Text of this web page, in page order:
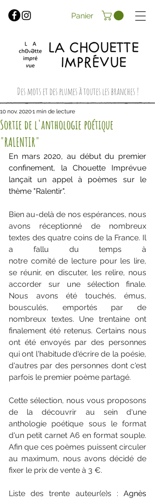
Des mots et des plumes à toutes les branches !
Panier
Sortie de l'anthologie poétique
"RALENTIR"
10 nov. 20201 min de lecture
En mars 2020, au début du premier
confinement, la Chouette Imprévue
lançait un appel à poèmes sur le
thème "Ralentir".
Bien au-delà de nos espérances, nous
avons réceptionné de nombreux
textes des quatre coins de la France. Il
a fallu du temps à
notre comité de lecture pour les lire,
se réunir, en discuter, les relire, nous
accorder sur une sélection finale.
Nous avons été touchés, émus,
bousculés, emportés par de
nombreux textes. Une trentaine ont
finalement été retenus. Certains nous
ont été envoyés par des personnes
qui ont l'habitude d'écrire de la poésie,
d'autres par des personnes dont c'est
parfois le premier poème partagé.
Cette sélection, nous vous proposons
de la découvrir au sein d'une
anthologie poétique sous le format
d'un petit carnet A6 en format souple.
Afin que ces poèmes puissent circuler
au maximum, nous avons décidé de
fixer le prix de vente à 3 €.
Liste des trente auteur(e)s : Agnès